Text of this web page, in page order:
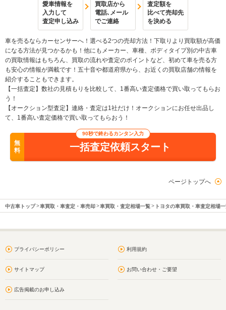
愛車情報を
入力して
査定申し込み
買取店から
電話､メール
でご連絡
査定額を
比べて売却先
を決める
車を売るならカーセンサーへ！選べる2つの売却方法！下取りより買取額が高価
になる方法が見つかるかも！他にもメーカー、車種、ボディタイプ別の中古車
の買取情報はもちろん、買取の流れや査定のポイントなど、初めて車を売る方
も安心の情報が満載です！五十音や都道府県から、お近くの買取店舗の情報を
紹介することもできます。
【一括査定】数社の見積もりを比較して、1番高い査定価格で買い取ってもらお
う！
【オークション型査定】連絡・査定は1社だけ！オークションにお任せ出品し
て、1番高い査定価格で買い取ってもらおう！
無
料
90秒で終わるカンタン入力
一括査定依頼スタート
ページトップへ
中古車トップ 車買取・車査定・車売却 車買取・査定相場一覧 トヨタの車買取・車査定相場
プライバシーポリシー 利用規約
サイトマップ お問い合わせ・ご要望
広告掲載のお申し込み